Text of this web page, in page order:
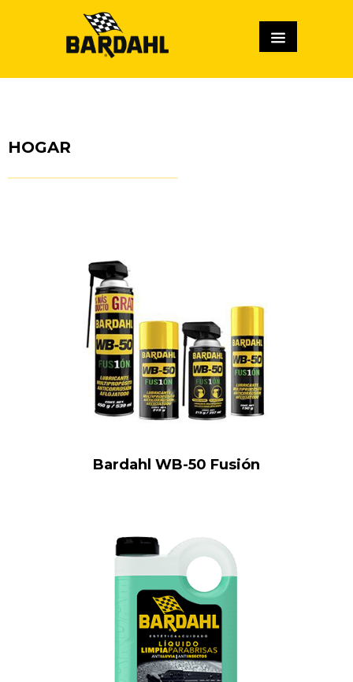
HOGAR
Bardahl WB-50 Fusión